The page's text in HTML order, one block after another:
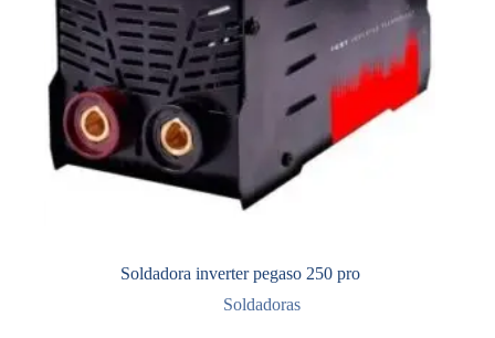
Soldadora inverter pegaso 250 pro
Soldadoras